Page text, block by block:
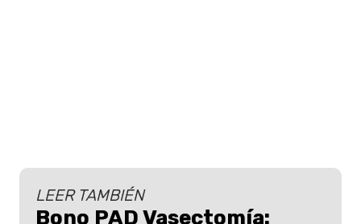
LEER TAMBIÉN
Bono PAD Vasectomía: